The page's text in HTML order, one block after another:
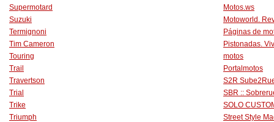
Supermotard
Suzuki
Termignoni
Tim Cameron
Touring
Trail
Travertson
Trial
Trike
Triumph
Motos.ws
Motoworld.
Páginas de
Pistonadas.
motos
Portalmotos
S2R
SBR ::
SOLO
Street Style